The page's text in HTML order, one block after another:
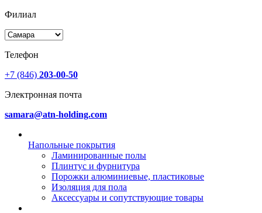
Филиал
Телефон
+7 (846) 203-00-50
Электронная почта
samara@atn-holding.com
Напольные покрытия
Ламинированные полы
Плинтус и фурнитура
Порожки алюминиевые, пластиковые
Изоляция для пола
Аксессуары и сопутствующие товары